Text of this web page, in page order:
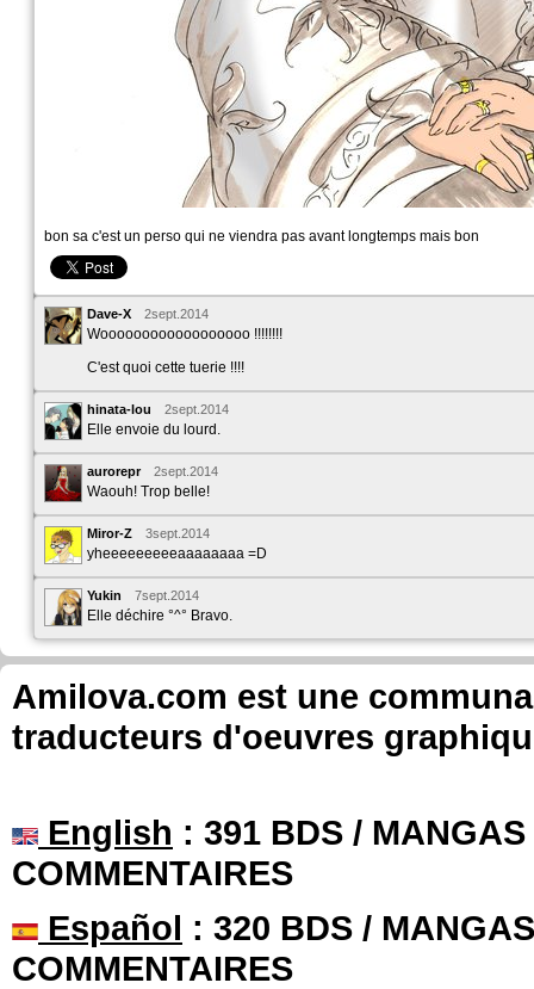
bon sa c'est un perso qui ne viendra pas avant longtemps mais bon
Dave-X 2sept.2014
Woooooooooooooooooo !!!!!!!!
C'est quoi cette tuerie !!!!
hinata-lou 2sept.2014
Elle envoie du lourd.
aurorepr 2sept.2014
Waouh! Trop belle!
Miror-Z 3sept.2014
yheeeeeeeeeaaaaaaaa =D
Yukin 7sept.2014
Elle déchire °^° Bravo.
Amilova.com est une
traducteurs d'oeuvres
English : 391 BDS /
COMMENTAIRES
Español : 320 BDS /
COMMENTAIRES